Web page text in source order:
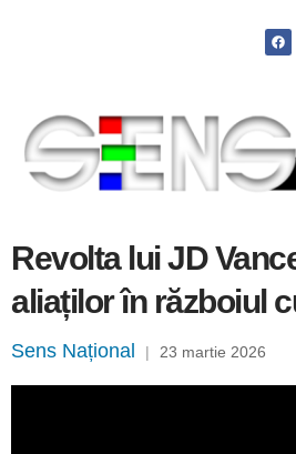
Revolta lui JD
aliaților în războiul
Sens Național | 23 martie 2026